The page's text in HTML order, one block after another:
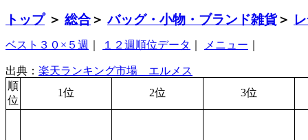
トップ＞ 総合＞バッグ・小物・ブランド雑貨＞
ベスト３０×５週 １２週順位データ メニュー
出典： 楽天ランキング市場 エルメス
順
位
1位 2位 3位